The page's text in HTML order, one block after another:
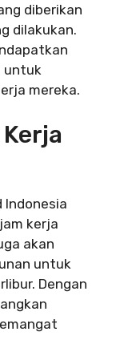
diberikan
dilakukan.
untuk
mereka.
Indonesia
kerja
akan
untuk
Dengan